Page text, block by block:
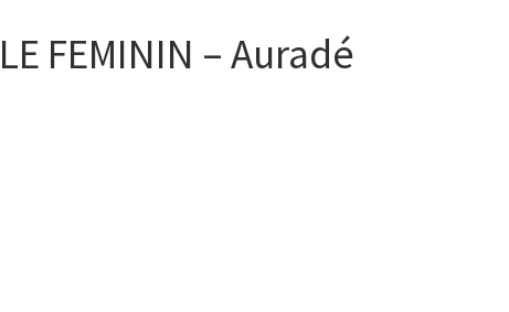
FEMININ – Auradé